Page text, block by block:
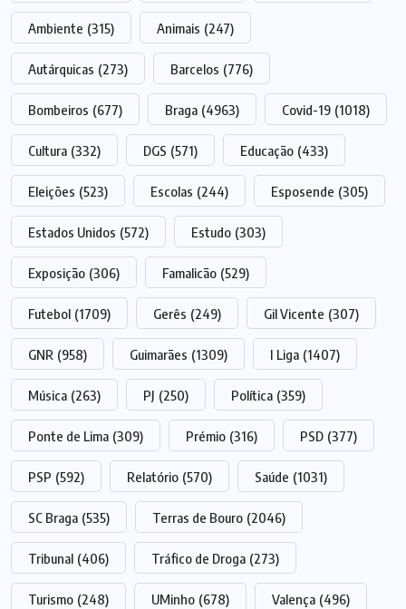
Ambiente (315) Animais (247)
Autárquicas (273) Barcelos (776)
Bombeiros (677) Braga (4963) Covid-19 (1018)
Cultura (332) DGS (571) Educação (433)
Eleições (523) Escolas (244) Esposende (305)
Estados Unidos (572) Estudo (303)
Exposição (306) Famalicão (529)
Futebol (1709) Gerês (249) Gil Vicente (307)
GNR (958) Guimarães (1309) I Liga (1407)
Música (263) PJ (250) Política (359)
Ponte de Lima (309) Prémio (316) PSD (377)
PSP (592) Relatório (570) Saúde (1031)
SC Braga (535) Terras de Bouro (2046)
Tribunal (406) Tráfico de Droga (273)
Turismo (248) UMinho (678) Valença (496)